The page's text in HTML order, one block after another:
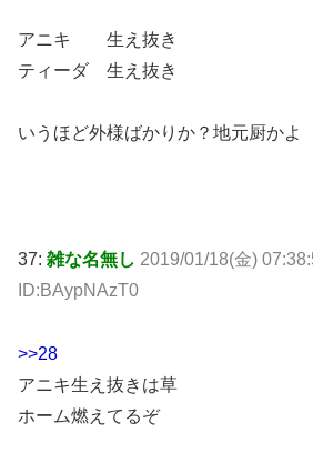
アニキ 生え抜き
ティーダ 生え抜き
いうほど外様ばかりか？地元厨かよ
37: 雑な名無し 2019/01/18(金)
ID:BAypNAzT0
>>28
アニキ生え抜きは草
ホーム燃えてるぞ